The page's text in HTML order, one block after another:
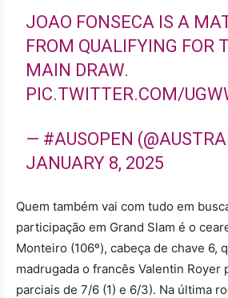
JOAO FONSECA IS A
FROM QUALIFYING FOR
MAIN DRAW.
PIC.TWITTER.COM/
— #AUSOPEN
JANUARY 8, 2025
Quem também vai com tudo em
participação em Grand Slam é o
Monteiro (106º), cabeça de chave 6,
madrugada o francês Valentin Royer
parciais de 7/6 (1) e 6/3). Na última